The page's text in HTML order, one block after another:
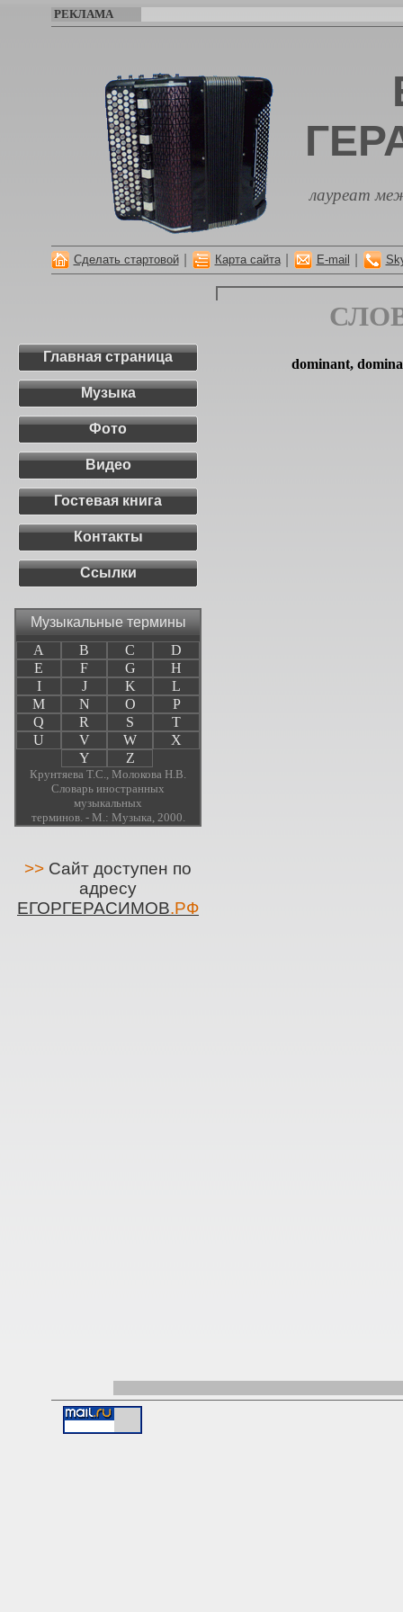
РЕКЛАМА
лауреат
Сделать стартовой Карта сайта E-mail
Главная страница
Музыка
Фото
Видео
Гостевая книга
Контакты
Ссылки
Музыкальные термины
A
B C
D
E
F G
H
I
J K
L
M
N O
P
Q
R S
T
U
V W
X
Y
Z
Крунтяева Т.С., Молокова Н.В.
Словарь иностранных
музыкальных
терминов. - М.: Музыка, 2000.
>> Сайт доступен по
адресу
ЕГОРГЕРАСИМОВ.РФ
dominant,